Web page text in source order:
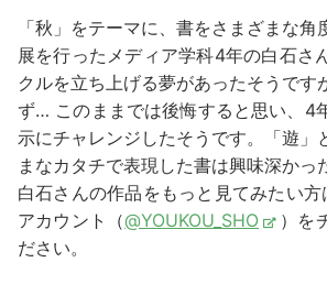
「秋」をテーマに、書をさまざまな角
展を行ったメディア学科4年の白石さ
クルを立ち上げる夢があったそうです
ず… このままでは後悔すると思い、4
示にチャレンジしたそうです。「遊」
まなカタチで表現した書は興味深かっ
白石さんの作品をもっと見てみたい
アカウント（@YOUKOU_SHO
）を
ださい。